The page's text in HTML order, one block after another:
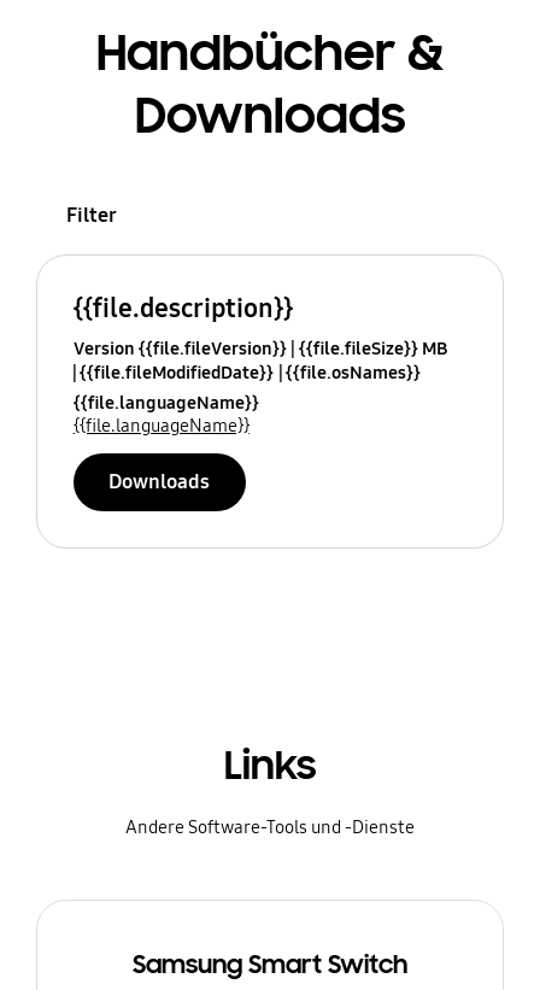
Handbücher &
Downloads
Filter
{{file.description}}
Version {{file.fileVersion}} {{file.fileSize}} MB
{{file.fileModifiedDate}} {{file.osNames}}
{{file.languageName}}
{{file.languageName}}
Downloads
Links
Andere Software-Tools und -Dienste
Samsung Smart Switch